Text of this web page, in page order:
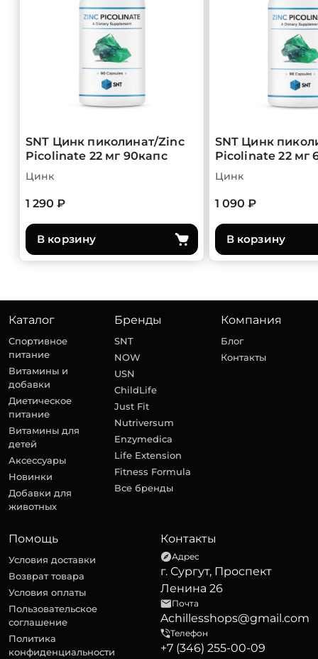
SNT Цинк пиколинат/Zinc
Picolinate 22 мг 90капс
Цинк
1 290 ₽
В корзину
SNT Цинк
Picolinate 22 мг
Цинк
1 090 ₽
В корзину
Каталог
Спортивное
питание
Витамины и
добавки
Диетическое
питание
Витамины для
детей
Аксессуары
Новинки
Добавки для
животных
Бренды
SNT
NOW
USN
ChildLife
Just Fit
Nutriversum
Enzymedica
Life Extension
Fitness Formula
Все бренды
Компания
Блог
Контакты
Помощь
Условия доставки
Возврат товара
Условия оплаты
Пользовательское
соглашение
Политика
конфиденциальности
Контакты
Адрес
г. Сургут, Проспект
Ленина 26
Почта
Achillesshops@gmail.com
Телефон
+7 (346) 255-00-09